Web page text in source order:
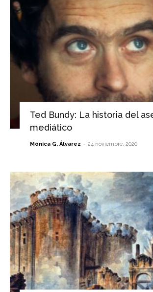
Ted Bundy: La historia del
mediático
Mónica G. Álvarez - 24 noviembre, 2020